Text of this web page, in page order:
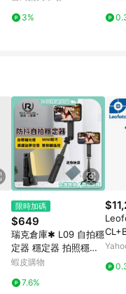
3%
限時加碼
$649
瑞克倉庫✱ L09 自拍穩
定器 穩定器 拍照穩定
器 自拍棒 雲台 腳架 送
蝦皮購物
7.6%
系列
理)